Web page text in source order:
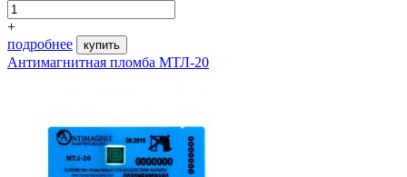
+
подробнее
купить
Антимагнитная пломба МТЛ-20